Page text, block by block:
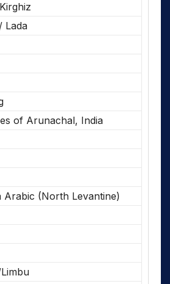
Lada
of Arunachal, India
Arabic (North Levantine)